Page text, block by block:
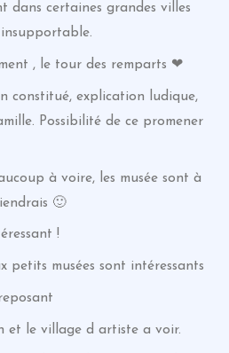
dans certaines grandes villes
, le tour des remparts ❤
constitué, explication ludique,
Possibilité de ce promener
à voire, les musée sont à
🙂
!
petits musées sont intéressants
et le village d artiste a voir.